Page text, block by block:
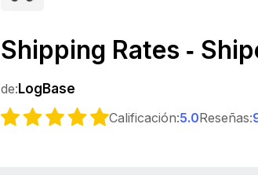
Shipping Rates ‑
de: LogBase
Calificación:5.0Reseñas: